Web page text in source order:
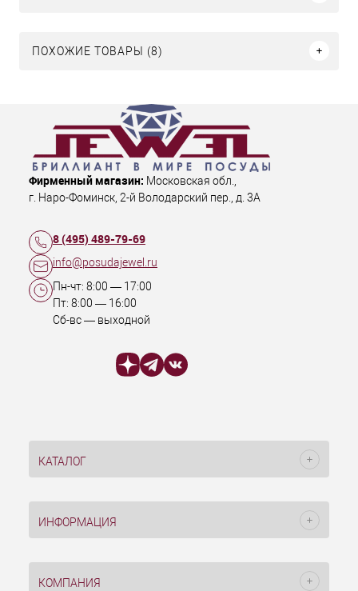
ПОХОЖИЕ ТОВАРЫ (8)
Фирменный магазин: Московская обл.,
г. Наро-Фоминск, 2-й Володарский пер., д. 3А
8 (495) 489-79-69
info@posudajewel.ru
Пн-чт: 8:00 — 17:00
Пт: 8:00 — 16:00
Сб-вс — выходной
КАТАЛОГ
ИНФОРМАЦИЯ
КОМПАНИЯ